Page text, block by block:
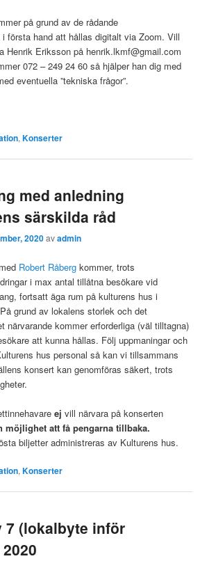
på grund av de rådande
i första hand att hållas digitalt via Zoom. Vill
Henrik Eriksson på henrik.lkmf@gmail.com
072 – 249 24 60 så hjälper han dig med
eventuella ”tekniska frågor”.
,Konserter
med anledning
särskilda råd
2020avadmin
Robert Råberg kommer, trots
i max antal tillåtna besökare vid
fortsatt äga rum på kulturens hus i
grund av lokalens storlek och det
närvarande kommer erforderliga (väl tilltagna)
att kunna hållas. Följ uppmaningar och
hus personal så kan vi tillsammans
konsert kan genomföras säkert, trots
ej vill närvara på konserten
möjlighet att få pengarna tillbaka.
biljetter administreras av Kulturens hus.
,Konserter
7 (lokalbyte inför